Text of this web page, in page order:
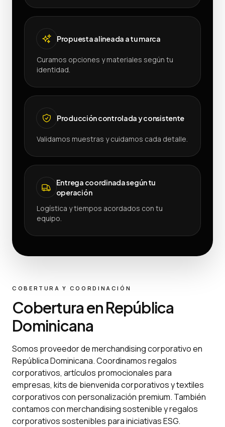
Propuesta alineada a tu marca
Curamos opciones y materiales según tu
identidad.
Producción controlada y consistente
Validamos muestras y cuidamos cada detalle.
Entrega coordinada según tu
operación
Logística y tiempos acordados con tu
equipo.
COBERTURA Y COORDINACIÓN
Cobertura en República
Dominicana
Somos proveedor de merchandising corporativo en
República Dominicana. Coordinamos regalos
corporativos, artículos promocionales para
empresas, kits de bienvenida corporativos y textiles
corporativos con personalización premium. También
contamos con merchandising sostenible y regalos
corporativos sostenibles para iniciativas ESG.